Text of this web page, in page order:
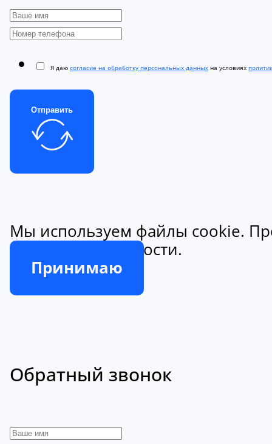
Я даю согласие на обработку персональных данных на условиях
Отправить
Мы используем файлы cookie.
конфиденциальности.
Принимаю
Обратный звонок